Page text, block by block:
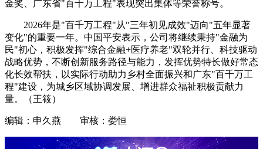
金奖、广东省"百千万工程"表现突出集体等荣誉称号。
2026年是"百千万工程"从"三年初见成效"迈向"五年显著
变化"的重要一年。中国平安表示，公司将继续秉持"金融为
民"初心，积极发挥"综合金融+医疗养老"双轮并行、科技驱动
战略优势，不断创新服务路径与能力，发挥优势特长做好常态
化长效帮扶，以实际行动助力乡村全面振兴和广东"百千万工
程"建设，为城乡区域协调发展、增进群众福祉积极贡献力
量。（王筱）
编辑：申久燕 审核：娄恒